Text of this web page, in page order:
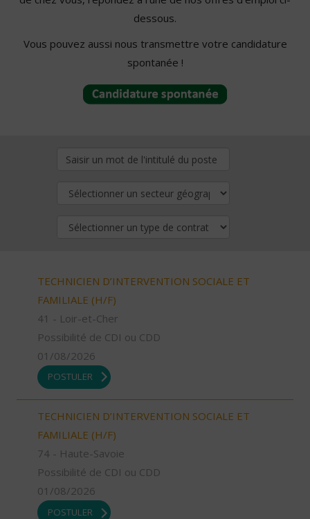
dessous.
Vous pouvez aussi nous transmettre votre candidature
spontanée !
TECHNICIEN D’INTERVENTION SOCIALE ET
FAMILIALE (H/F)
41 - Loir-et-Cher
Possibilité de CDI ou CDD
01/08/2026
POSTULER
TECHNICIEN D’INTERVENTION SOCIALE ET
FAMILIALE (H/F)
74 - Haute-Savoie
Possibilité de CDI ou CDD
01/08/2026
POSTULER